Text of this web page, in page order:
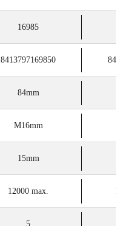
16985
8413797169850
84mm
M16mm
15mm
12000 max.
5